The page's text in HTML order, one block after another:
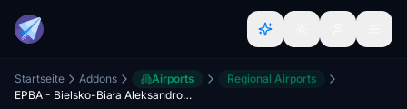
Startseite Addons Airports
Regional Airports
EPBA - Bielsko-Biała Aleksandrowice